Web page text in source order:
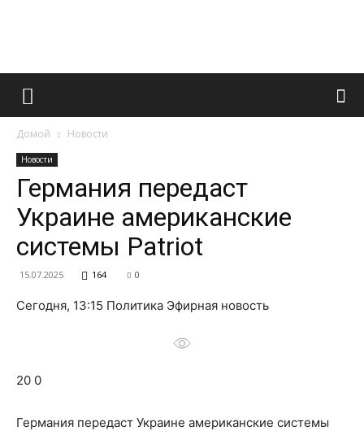
Французский
и
Домой Новости
Новости
Германия передаст
Украине американские
системы Patriot
15.07.2025 164 0
Сегодня, 13:15 Политика Эфирная новость
20 0
Германия передаст Украине американские системы